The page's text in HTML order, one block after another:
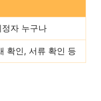
자 누구나
확인, 서류 확인 등